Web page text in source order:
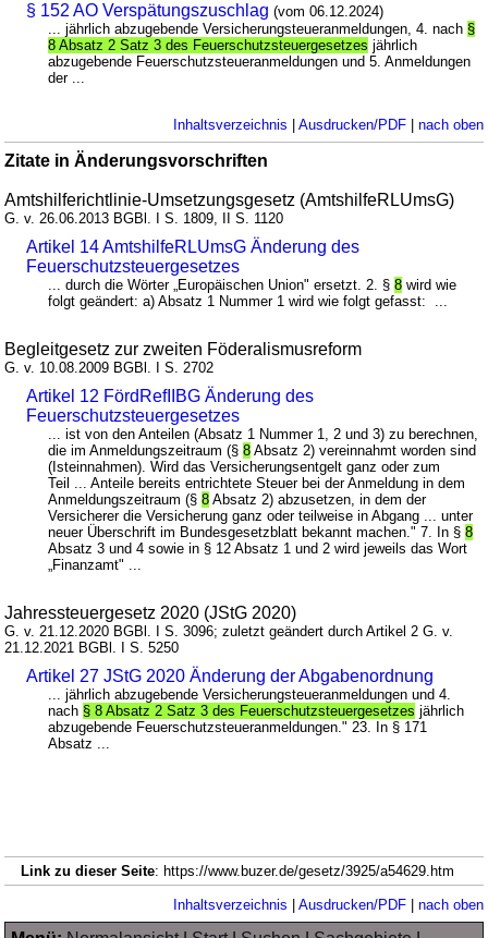
§ 152 AO Verspätungszuschlag (vom 06.12.2024)
... jährlich abzugebende Versicherungsteueranmeldungen, 4. nach §
8 Absatz 2 Satz 3 des Feuerschutzsteuergesetzes jährlich
abzugebende Feuerschutzsteueranmeldungen und 5. Anmeldungen
der ...
Inhaltsverzeichnis Ausdrucken/PDF| nach oben
Zitate in Änderungsvorschriften
Amtshilferichtlinie-Umsetzungsgesetz (AmtshilfeRLUmsG)
G. v. 26.06.2013 BGBl. I S. 1809, II S. 1120
Artikel 14 AmtshilfeRLUmsG Änderung des
Feuerschutzsteuergesetzes
... durch die Wörter „Europäischen Union" ersetzt. 2. §8 wird wie
folgt geändert: a) Absatz 1 Nummer 1 wird wie folgt gefasst: ...
Begleitgesetz zur zweiten Föderalismusreform
G. v. 10.08.2009 BGBl. I S. 2702
Artikel 12 FördRefIIBG Änderung des
Feuerschutzsteuergesetzes
... ist von den Anteilen (Absatz 1 Nummer 1, 2 und 3) zu berechnen,
die im Anmeldungszeitraum (§8 Absatz 2) vereinnahmt worden sind
(Isteinnahmen). Wird das Versicherungsentgelt ganz oder zum
Teil ... Anteile bereits entrichtete Steuer bei der Anmeldung in dem
Anmeldungszeitraum (§8 Absatz 2) abzusetzen, in dem der
Versicherer die Versicherung ganz oder teilweise in Abgang ... unter
neuer Überschrift im Bundesgesetzblatt bekannt machen." 7. In §8
Absatz 3 und 4 sowie in § 12 Absatz 1 und 2 wird jeweils das Wort
„Finanzamt" ...
Jahressteuergesetz 2020 (JStG 2020)
G. v. 21.12.2020 BGBl. I S. 3096; zuletzt geändert durch Artikel 2 G. v.
21.12.2021 BGBl. I S. 5250
Artikel 27 JStG 2020 Änderung der Abgabenordnung
... jährlich abzugebende Versicherungsteueranmeldungen und 4.
nach § 8 Absatz 2 Satz 3 des Feuerschutzsteuergesetzes jährlich
abzugebende Feuerschutzsteueranmeldungen." 23. In § 171
Absatz ...
Link zu dieser Seite: https://www.buzer.de/gesetz/3925/a54629.htm
Inhaltsverzeichnis Ausdrucken/PDF| nach oben